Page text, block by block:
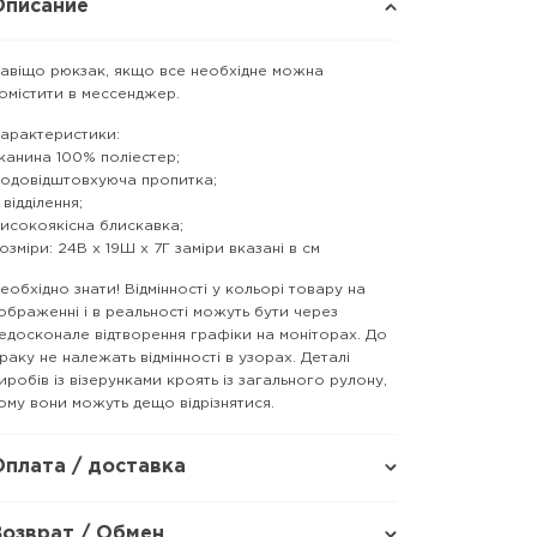
рюкзак, якщо все необхідне можна
в мессенджер.
100% поліестер;
пропитка;
відділення;
блискавка;
24В х 19Ш х 7Г заміри вказані в см
знати! Відмінності у кольорі товару на
і в реальності можуть бути через
відтворення графіки на моніторах. До
не належать відмінності в узорах. Деталі
із візерунками кроять із загального рулону,
вони можуть дещо відрізнятися.
/ доставка